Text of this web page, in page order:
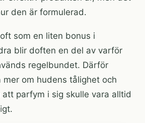
den är formulerad.
som en liten bonus i
blir doften en del av varför
regelbundet. Därför
om hudens tålighet och
parfym i sig skulle vara alltid